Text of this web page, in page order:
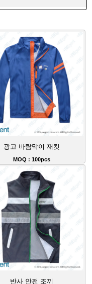
광고 바람막이 재킷
MOQ : 100pcs
반사 안전 조끼